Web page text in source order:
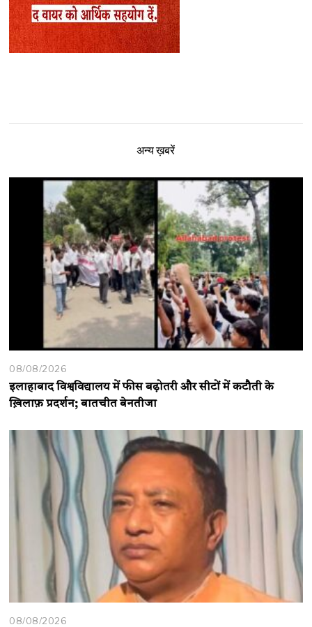
अन्य ख़बरें
08/08/2026
इलाहाबाद विश्वविद्यालय में फीस बढ़ोतरी और सीटों में कटौती के
ख़िलाफ़ प्रदर्शन; बातचीत बेनतीजा
08/08/2026